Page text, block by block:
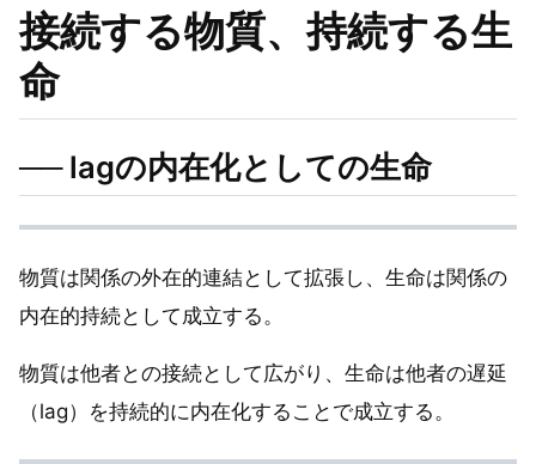
接続する物質、持続する生
命
── lagの内在化としての生命
物質は関係の外在的連結として拡張し、生命は関係の
内在的持続として成立する。
物質は他者との接続として広がり、生命は他者の遅延
（lag）を持続的に内在化することで成立する。